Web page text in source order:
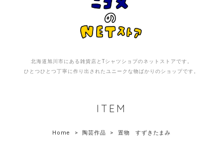
北海道旭川市にある雑貨店とTシャツショプのネットストアです。
ひとつひとつ丁寧に作り出されたユニークな物ばかりのショップです。
ITEM
Home 陶芸作品 置物 すずきたまみ